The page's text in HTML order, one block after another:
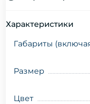
Характеристики
Габариты
Размер
Цвет